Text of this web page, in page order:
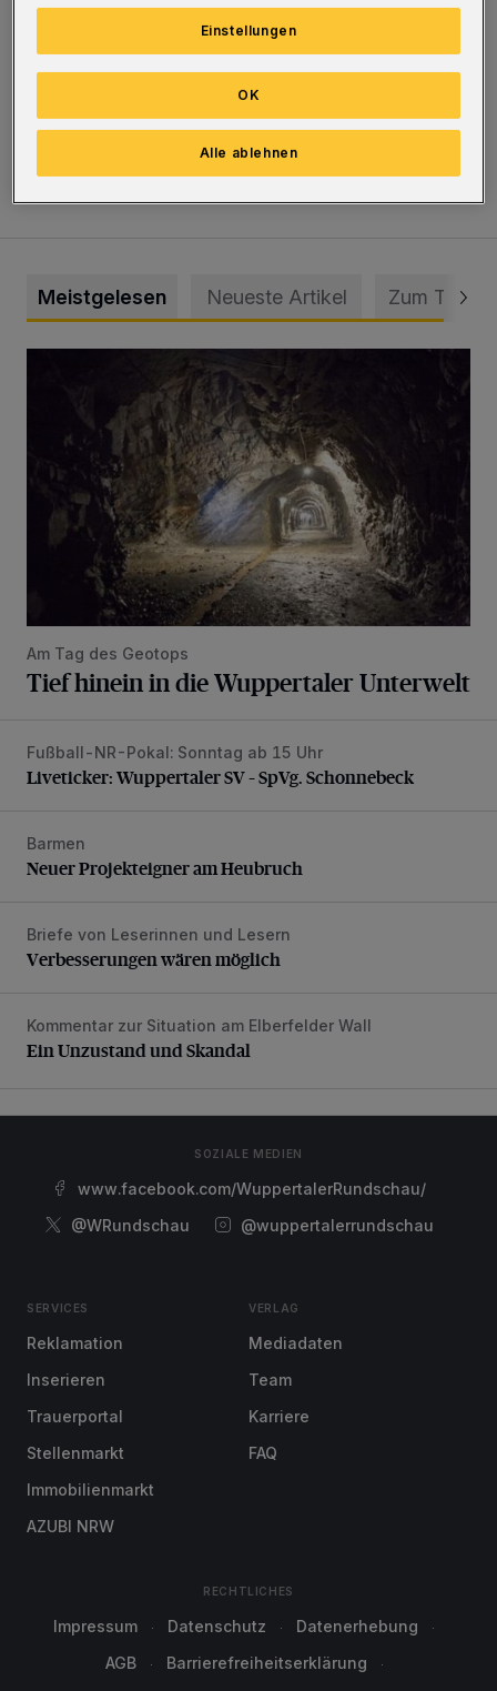
Der Bereich zwischen der Straße Alte Freiheit
Fußgänger können ihn passieren. Die Baustelle
kann über die Calvinstraße umfahren werden.
Meistgelesen Neueste Artikel Zum Thema
Am Tag des Geotops
Tief hinein in die Wuppertaler Unterwelt
Liveticker: Wuppertaler SV – SpVg. Schonnebeck
Fußball-NR-Pokal: Sonntag ab 15 Uhr
Liveticker: Wuppertaler SV – SpVg. Schonnebeck
Neuer Projekteigner am Heubruch
Barmen
Neuer Projekteigner am Heubruch
Verbesserungen wären möglich
Briefe von Leserinnen und Lesern
Verbesserungen wären möglich
Ein Unzustand und Skandal
Kommentar zur Situation am Elberfelder Wall
Ein Unzustand und Skandal
SOZIALE MEDIEN
www.facebook.com/WuppertalerRundschau/
@WRundschau
@wuppertalerrundschau
SERVICES
Reklamation
Inserieren
Trauerportal
Stellenmarkt
Immobilienmarkt
AZUBI NRW
VERLAG
Mediadaten
Team
Karriere
FAQ
RECHTLICHES
Impressum Datenschutz
Datenerhebung
AGB
Barrierefreiheitserklärung
Einstellungen
Alle ablehnen
OK